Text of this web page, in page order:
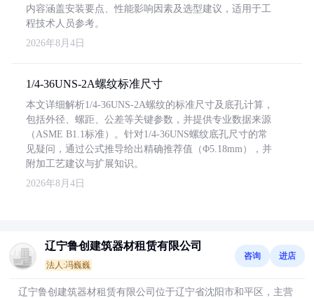
内容涵盖安装要点、性能影响因素及选型建议，适用于工
程技术人员参考。
2026年8月4日
1/4-36UNS-2A螺纹标准尺寸
本文详细解析1/4-36UNS-2A螺纹的标准尺寸及底孔计算，
包括外径、螺距、公差等关键参数，并提供专业数据来源
（ASME B1.1标准）。针对1/4-36UNS螺纹底孔尺寸的常
见疑问，通过公式推导给出精确推荐值（Φ5.18mm），并
附加工艺建议与扩展知识。
2026年8月4日
辽宁鲁创建筑器材租赁有限公司
法人:冯巍巍
咨询 进店
辽宁鲁创建筑器材租赁有限公司位于辽宁省沈阳市和平区，主营